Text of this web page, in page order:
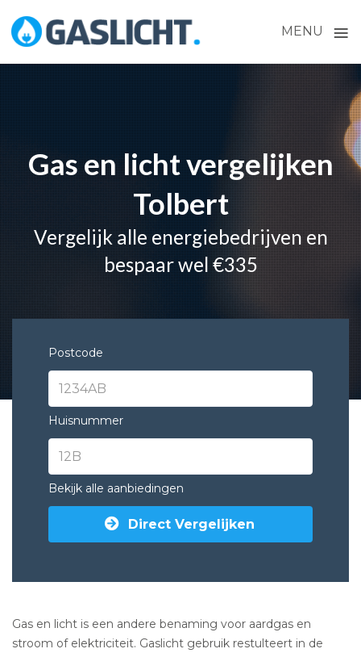
MENU ≡
Skip
to
content
Gas en licht vergelijken
Tolbert
Vergelijk alle energiebedrijven en
bespaar wel €335
Postcode
Huisnummer
Bekijk alle aanbiedingen
Direct Vergelijken
Gas en licht is een andere benaming voor aardgas en
stroom of elektriciteit. Gaslicht gebruik restulteert in de